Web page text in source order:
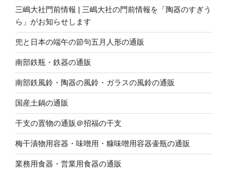
三嶋大社門前情報 | 三嶋大社の門前情報を「陶器のすぎう
ら」がお知らせします
兜と日本の端午の節句五月人形の通販
南部鉄瓶・鉄器の通販
南部鉄風鈴・陶器の風鈴・ガラスの風鈴の通販
国産土鍋の通販
干支の置物の通販＠招福の干支
梅干漬物用容器・味噌用・糠味噌用容器壷瓶の通販
業務用食器・営業用食器の通販